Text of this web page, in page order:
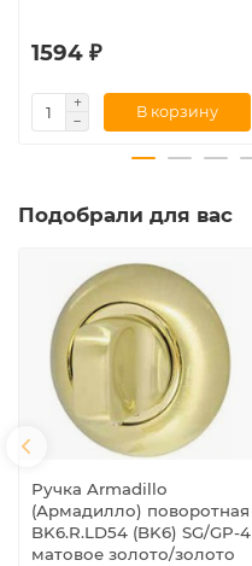
1594 ₽
В корзину
Подобрали для вас
Ручка Armadillo
(Армадилло) поворотная
BK6.R.LD54 (BK6) SG/GP-4
матовое золото/золото